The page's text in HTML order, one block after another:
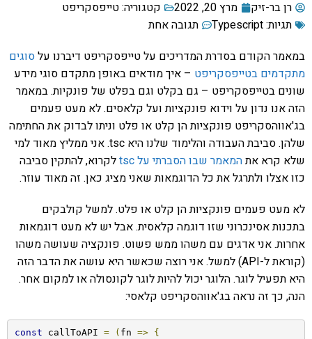
רן בר-זיק מרץ 20, 2022 קטגוריה:טייפסקריפט
תגיות:Typescript
תגובה אחת
במאמר הקודם בסדרת המדריכים על טייפסקריפט דיברנו עלסוגים
מתקדמים בטייפסקריפט – איך מודאים באופן מתקדם סוגי מידע
שונים בטייפסקריפט – גם בקלט וגם בפלט של פונקיות. במאמר
הזה אנו נדון על וידוא פונקציות ועל קלאסים. לא מעט פעמים
בג'אווהסקריפט פונקציות הן קלט או פלט וניתו לבדוק את החתימה
שלהן. סביבת העבודה והלימוד שלנו היא tsc. אני ממליץ מאוד למי
שלא קרא אתהמאמר שבו הסברתי על tsc
לקרוא, להתקין סביבה
כזו אצלו ולתרגל את כל הדוגמאות שאני מציג כאן. זה מאוד עוזר.
לא מעט פעמים פונקציות הן קלט או פלט. למשל קולבקים
בתכנות אסינכרוני שזו דוגמה קלאסית. אבל יש לא מעט דוגמאות
אחרות. אני אדגים עם משהו ממש פשוט. פונקציה שעושה משהו
(קוראת ל-API) למשל. אני רוצה שכאשר היא עושה את הדבר הזה
היא תפעיל לוגר. הלוגר יכול להיות לוגר לקונסולה או למקום אחר.
הנה, כך זה נראה בג'אווהסקריפט קלאסי:
const callToAPI = ( fn =>
{